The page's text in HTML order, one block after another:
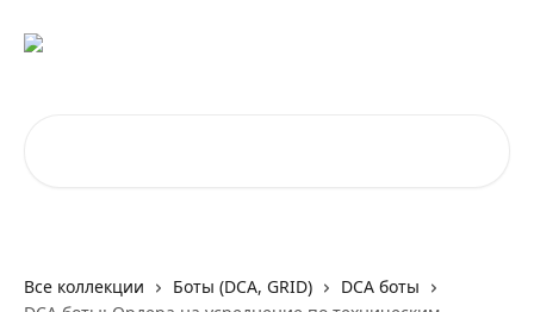
Все коллекции Боты (DCA, GRID)
DCA боты